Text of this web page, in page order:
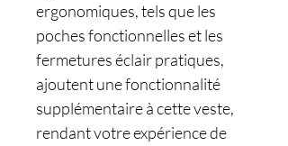
ergonomiques, tels que les
poches fonctionnelles et les
fermetures éclair pratiques,
ajoutent une fonctionnalité
supplémentaire à cette veste,
rendant votre expérience de